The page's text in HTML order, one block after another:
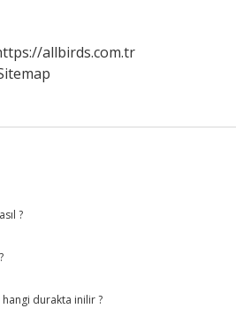
allbirds.com.tr
?
durakta inilir ?